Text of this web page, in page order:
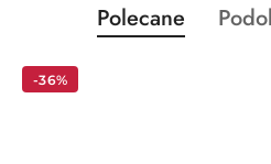
Pomiń karuzelę
Produkty
o
Polecane
-36%